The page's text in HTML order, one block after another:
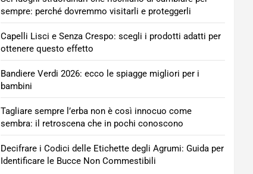
sempre: perché dovremmo visitarli e proteggerli
Capelli Lisci e Senza Crespo: scegli i prodotti adatti per
ottenere questo effetto
Bandiere Verdi 2026: ecco le spiagge migliori per i
bambini
Tagliare sempre l’erba non è così innocuo come
sembra: il retroscena che in pochi conoscono
Decifrare i Codici delle Etichette degli Agrumi: Guida per
Identificare le Bucce Non Commestibili